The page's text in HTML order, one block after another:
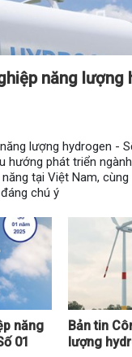
năng lượng
lượng hydrogen -
hướng phát triển
tại Việt Nam,
chú ý
năng
01
Bản tin
lượng